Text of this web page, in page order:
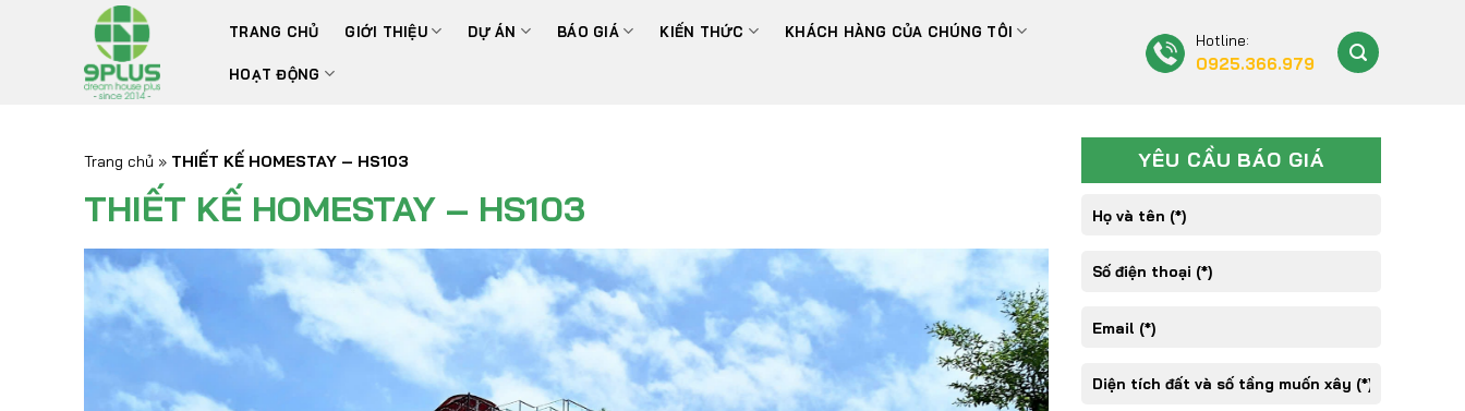
TRANG CHỦ GIỚI THIỆU DỰ ÁN BÁO GIÁ KIẾN THỨC KHÁCH HÀNG CỦA CHÚNG TÔI
HOẠT ĐỘNG
Hotline:
0925.366.979
Trang chủ » THIẾT KẾ HOMESTAY – HS103
THIẾT KẾ HOMESTAY – HS103
YÊU CẦU BÁO GIÁ